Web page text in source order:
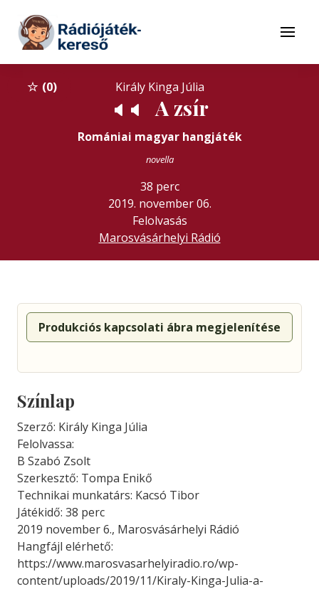
Tovább a tartalomhoz
Menü
0 Király Kinga Júlia
🔈 🔈 A zsír
Romániai magyar hangjáték
novella
38 perc
2019. november 06.
Felolvasás
Marosvásárhelyi Rádió
Produkciós kapcsolati ábra megjelenítése
Színlap
Szerző: Király Kinga Júlia
Felolvassa:
B Szabó Zsolt
Szerkesztő: Tompa Enikő
Technikai munkatárs: Kacsó Tibor
Játékidő: 38 perc
2019 november 6., Marosvásárhelyi Rádió
Hangfájl elérhető:
https://www.marosvasarhelyiradio.ro/wp-
content/uploads/2019/11/Kiraly-Kinga-Julia-a-